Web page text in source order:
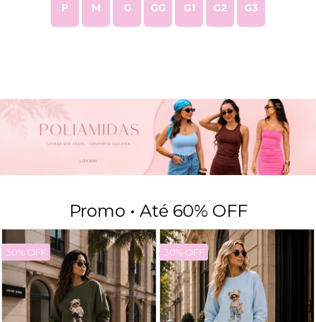
P M G GG G1 G2 G3
Promo • Até 60% OFF
30% OFF 30% OFF